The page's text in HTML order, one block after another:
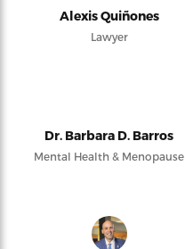
Alexis Quiñones
Lawyer
Dr. Barbara D. Barros
Mental Health & Menopause